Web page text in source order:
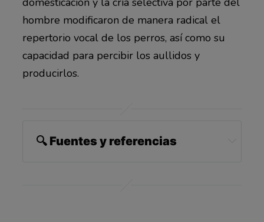
hombre modificaron de manera radical el
repertorio vocal de los perros, así como su
capacidad para percibir los aullidos y
producirlos.
🔍 Fuentes y referencias